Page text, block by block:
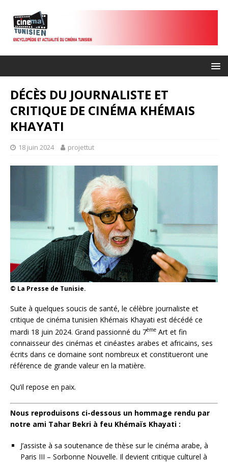
DÉCÈS DU JOURNALISTE ET
CRITIQUE DE CINÉMA KHÉMAIS
KHAYATI
18 juin 2024 projettut
© La Presse de Tunisie.
Suite à quelques soucis de santé, le célèbre journaliste et
critique de cinéma tunisien Khémais Khayati est décédé ce
mardi 18 juin 2024. Grand passionné du 7ème Art et fin
connaisseur des cinémas et cinéastes arabes et africains, ses
écrits dans ce domaine sont nombreux et constitueront une
référence de grande valeur en la matière.
Qu’il repose en paix.
Nous reproduisons ci-dessous un hommage rendu par
notre ami Tahar Bekri à feu Khémaïs Khayati :
J’assiste à sa soutenance de thèse sur le cinéma arabe, à
Paris III – Sorbonne Nouvelle. Il devient critique culturel à